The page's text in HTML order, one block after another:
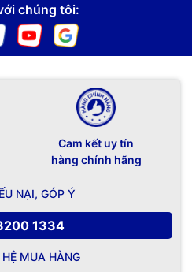
chúng tôi:
Cam kết uy tín
hàng chính hãng
NẠI, GÓP Ý
1334
HỆ MUA HÀNG